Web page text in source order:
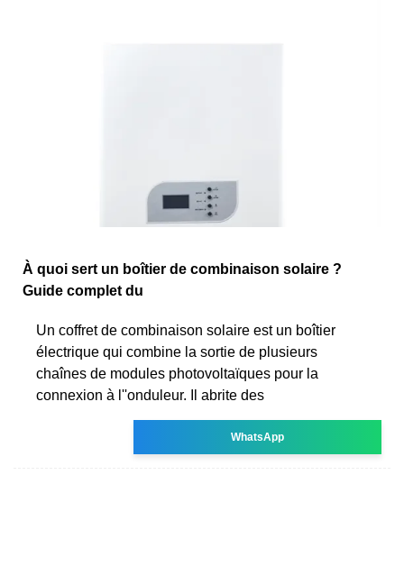
À quoi sert un boîtier de combinaison solaire ?
Guide complet du
Un coffret de combinaison solaire est un boîtier
électrique qui combine la sortie de plusieurs
chaînes de modules photovoltaïques pour la
connexion à l''onduleur. Il abrite des
WhatsApp